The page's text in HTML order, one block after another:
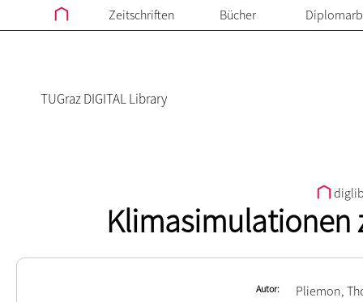
Zeitschriften Bücher
TUGraz DIGITAL Library
Klimasimulationen
Autor Pliemon,